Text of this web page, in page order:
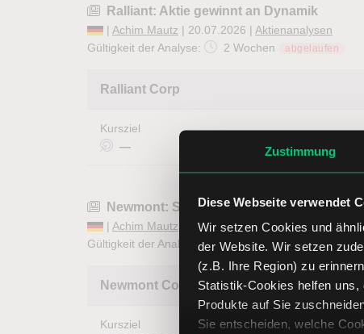
Zustimmung
Diese Webseite verwendet
Wir setzen Cookies und
der Website. Wir setzen
(z.B. Ihre Region) zu
Statistik-Cookies helfen
Produkte auf Sie
Sie entscheiden, welche
Ralliant: Aktie gewinnt an Dynamik
| Achim Mautz | 20.07.2026 | Aktienanalysen
Gültigkeit der Analyse:
2 Wochen abgelaufen
Ralliant Corp
Kursziel
—
Newmont: Sind Goldaktien aktuell wieder
| Achim Mautz | 20.07.2026 |Aktienanalysen
Gültigkeit der Analyse:
2 Wochen abgelaufen
Newmont Corp.
Kursziel